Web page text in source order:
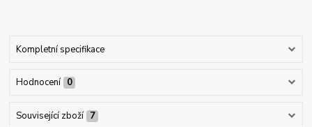
Kompletní specifikace
Hodnocení 0
Související zboží 7